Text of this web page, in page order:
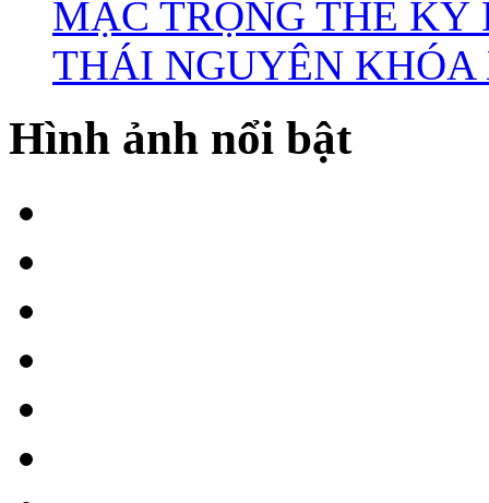
MẠC TRỌNG THỂ
THÁI NGUYÊN KHÓA
Hình ảnh nổi bật